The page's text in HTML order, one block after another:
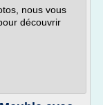
nous vous
découvrir